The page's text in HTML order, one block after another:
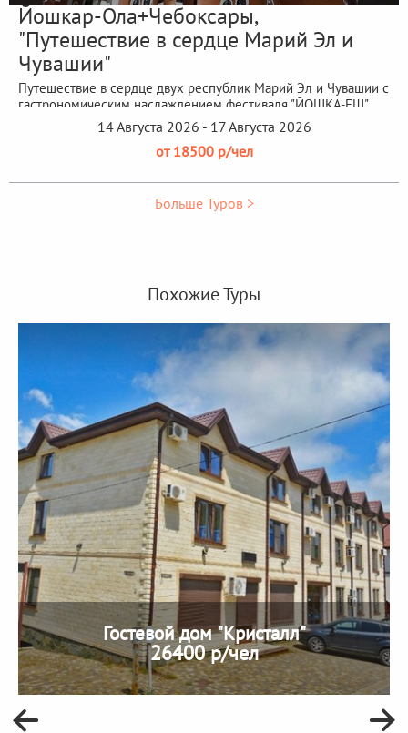
Йошкар-Ола+Чебоксары,
"Путешествие в сердце Марий Эл и
Чувашии"
Путешествие в сердце двух республик Марий Эл и Чувашии с
гастрономическим наслаждением фестиваля "ЙОШКА-ЕШ"
14 Августа 2026 - 17 Августа 2026
от 18500 р/чел
Больше Туров >
Похожие Туры
Гостевой дом "Кристалл"
26400 р/чел